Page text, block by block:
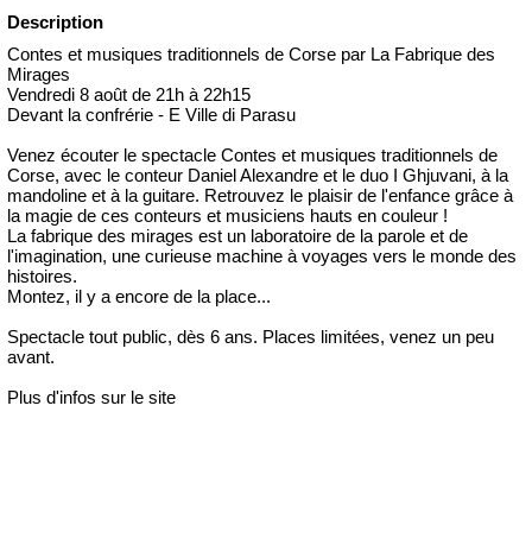
Description
Contes et musiques traditionnels de Corse par La Fabrique des
Mirages
Vendredi 8 août de 21h à 22h15
Devant la confrérie - E Ville di Parasu
Venez écouter le spectacle Contes et musiques traditionnels de
Corse, avec le conteur Daniel Alexandre et le duo I Ghjuvani, à la
mandoline et à la guitare. Retrouvez le plaisir de l'enfance grâce à
la magie de ces conteurs et musiciens hauts en couleur !
La fabrique des mirages est un laboratoire de la parole et de
l'imagination, une curieuse machine à voyages vers le monde des
histoires.
Montez, il y a encore de la place...
Spectacle tout public, dès 6 ans. Places limitées, venez un peu
avant.
Plus d'infos sur le site